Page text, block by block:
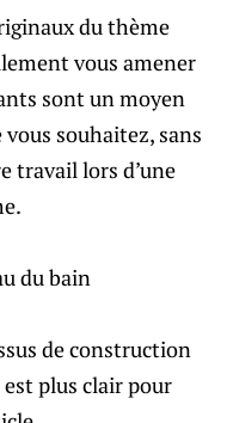
du thème
vous amener
sont un moyen
souhaitez, sans
travail lors d’une
de construction
plus clair pour